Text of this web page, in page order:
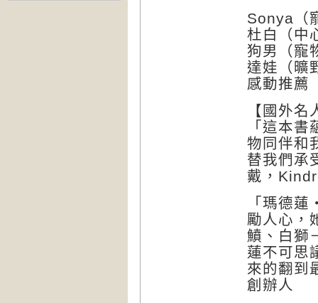
Sonya（
杜白（中
狗男（寵
達娃（曠
感動推薦
【國外名
「這本
物同伴和
替我們承
戴，
「瑪德
勵人心，
鱝、白獅
蓮不可思
來的翻到
創辦人